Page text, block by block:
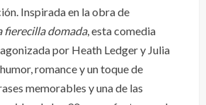
Inspirada en la obra de
fierecilla domada, esta comedia
por Heath Ledger y Julia
romance y un toque de
memorables y una de las